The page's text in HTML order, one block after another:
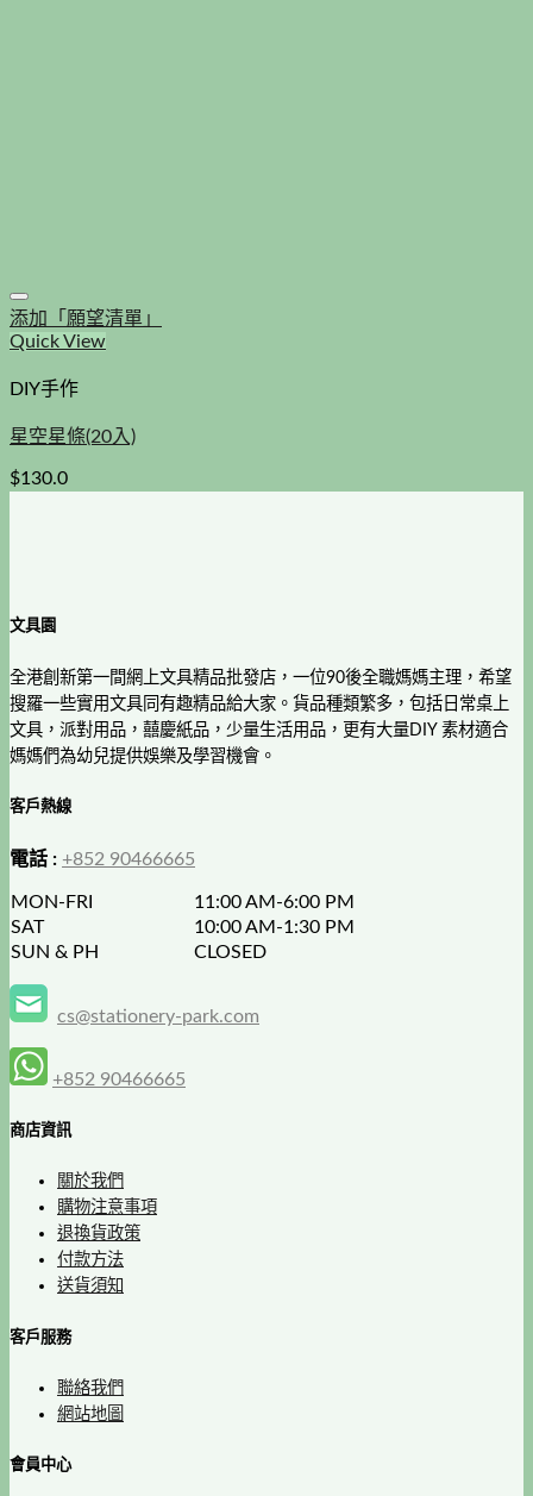
添加「願望清單」
Quick View
DIY手作
星空星條(20入)
$130.0
文具園
全港創新第一間網上文具精品批發店，一位90後全職媽媽主理，希望
搜羅一些實用文具同有趣精品給大家。貨品種類繁多，包括日常桌上
文具，派對用品，囍慶紙品，少量生活用品，更有大量DIY 素材適合
媽媽們為幼兒提供娛樂及學習機會。
客戶熱線
電話 : +852 90466665
MON-FRI
11:00 AM-6:00 PM
SAT
10:00 AM-1:30 PM
SUN & PH
CLOSED
cs@stationery-park.com
+852 90466665
商店資訊
關於我們
購物注意事項
退換貨政策
付款方法
送貨須知
客戶服務
聯絡我們
網站地圖
會員中心